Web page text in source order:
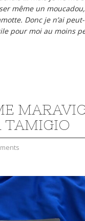
même un
Donc je n’ai
pour moi au moins
TAMIGIO